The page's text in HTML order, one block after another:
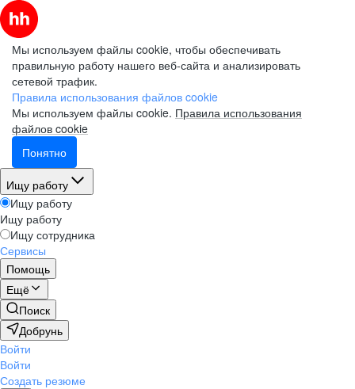
Мы используем файлы cookie, чтобы обеспечивать
правильную работу нашего веб-сайта и анализировать
сетевой трафик.
Правила использования файлов cookie
Мы используем файлы cookie. Правила использования
файлов cookie
Понятно
Ищу работу
Ищу работу
Ищу работу
Ищу сотрудника
Сервисы
Помощь
Ещё
Поиск
Добрунь
Войти
Войти
Создать резюме